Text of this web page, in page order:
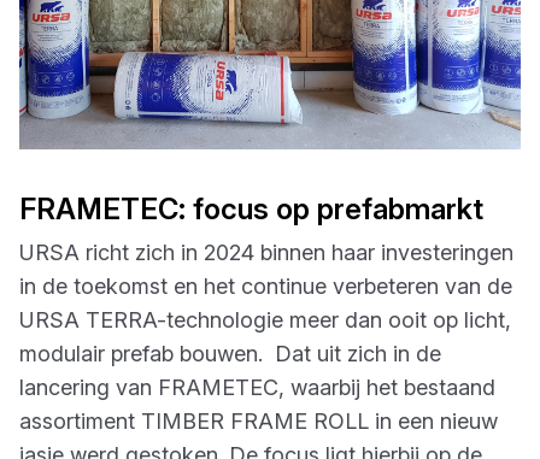
FRAMETEC: focus op prefabmarkt
URSA richt zich in 2024 binnen haar investeringen
in de toekomst en het continue verbeteren van de
URSA TERRA-technologie meer dan ooit op licht,
modulair prefab bouwen. Dat uit zich in de
lancering van FRAMETEC, waarbij het bestaand
assortiment TIMBER FRAME ROLL in een nieuw